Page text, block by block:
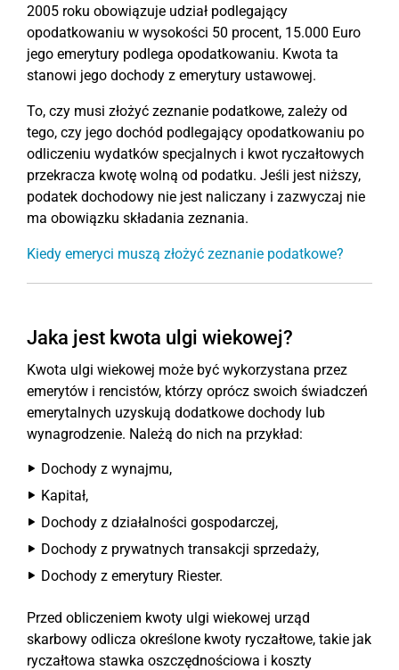
2005 roku obowiązuje udział podlegający
opodatkowaniu w wysokości 50 procent, 15.000 Euro
jego emerytury podlega opodatkowaniu. Kwota ta
stanowi jego dochody z emerytury ustawowej.
To, czy musi złożyć zeznanie podatkowe, zależy od
tego, czy jego dochód podlegający opodatkowaniu po
odliczeniu wydatków specjalnych i kwot ryczałtowych
przekracza kwotę wolną od podatku. Jeśli jest niższy,
podatek dochodowy nie jest naliczany i zazwyczaj nie
ma obowiązku składania zeznania.
Kiedy emeryci muszą złożyć zeznanie podatkowe?
Jaka jest kwota ulgi wiekowej?
Kwota ulgi wiekowej może być wykorzystana przez
emerytów i rencistów, którzy oprócz swoich świadczeń
emerytalnych uzyskują dodatkowe dochody lub
wynagrodzenie. Należą do nich na przykład:
Dochody z wynajmu,
Kapitał,
Dochody z działalności gospodarczej,
Dochody z prywatnych transakcji sprzedaży,
Dochody z emerytury Riester.
Przed obliczeniem kwoty ulgi wiekowej urząd
skarbowy odlicza określone kwoty ryczałtowe, takie jak
ryczałtowa stawka oszczędnościowa i koszty